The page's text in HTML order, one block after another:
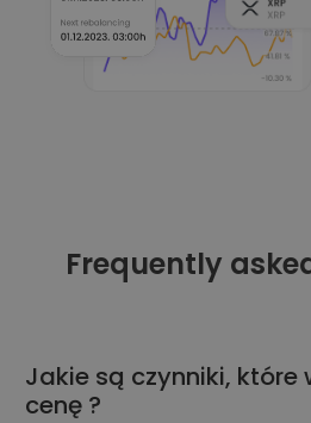
Frequently
Jakie są czynniki, które
cenę ?